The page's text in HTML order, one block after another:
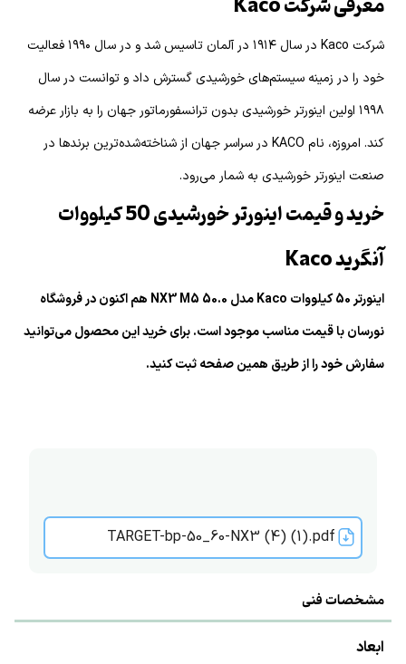
شرکت Kaco در سال ۱۹۱۴ در آلمان تاسیس شد و در سال ۱۹۹۰ فعالیت
خود را در زمینه سیستم‌های خورشیدی گسترش داد و توانست در سال
۱۹۹۸ اولین اینورتر خورشیدی بدون ترانسفورماتور جهان را به بازار عرضه
کند. امروزه، نام KACO در سراسر جهان از شناخته‌شده‌ترین برندها در
صنعت اینورتر خورشیدی به شمار می‌رود.
خرید و قیمت اینورتر خورشیدی 50 کیلووات
آنگرید Kaco
اینورتر 50 کیلووات Kaco مدل 50.0 NX3 M5 هم اکنون در فروشگاه
نورسان با قیمت مناسب موجود است. برای خرید این محصول می‌توانید
سفارش خود را از طریق همین صفحه ثبت کنید.
TARGET-bp-50_60-NX3 (4) (1).pdf
مشخصات فنی
ابعاد